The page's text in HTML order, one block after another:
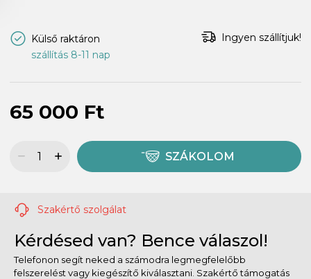
Külső raktáron
szállítás 8-11 nap
Ingyen szállítjuk!
65 000 Ft
SZÁKOLOM
Szakértő szolgálat
Kérdésed van? Bence válaszol!
Telefonon segít neked a számodra legmegfelelőbb
felszerelést vagy kiegészítő kiválasztani. Szakértő támogatás